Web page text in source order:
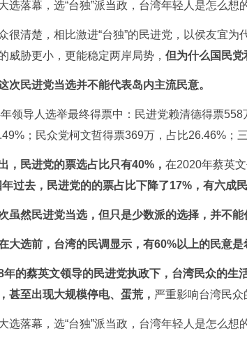
很清楚，相比激进“台独”的民进党，以侯友宜
威胁更小，更能稳定两岸局势， 但为什么国民党
次民进党当选并不能代表岛内主流民意。
领导人选举最终得票中：民进党赖清德得票
；民众党柯文哲得票369万，占比26.46%；
，民进党的票选占比只有40%， 在2020年蔡英
年过去，民进党的的票占比下降了17%，有六成
虽然民进党当选，但只是少数派的选择，并不能
大选前，台湾的民调显示，有60%以上的民意是
年的蔡英文领导的民进党执政下，台湾民众的生
甚至出现大规模停电、蛋荒， 严重影响台湾民众